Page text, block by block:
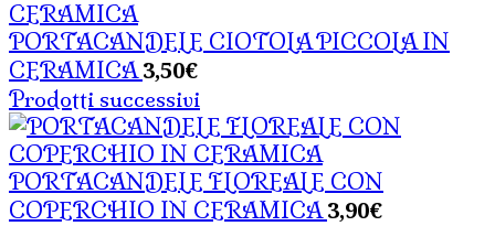
PORTACANDELE CIOTOLA PICCOLA IN
CERAMICA 3,50€
Prodotti successivi
PORTACANDELE FLOREALE CON
COPERCHIO IN CERAMICA 3,90€